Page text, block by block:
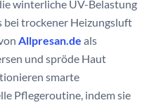
winterliche UV-Belastung
trockener Heizungsluft
Allpresan.de als
und spröde Haut
smarte
Pflegeroutine, indem sie